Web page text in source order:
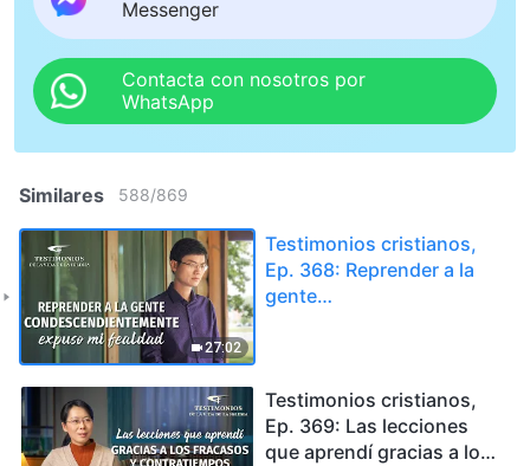
Messenger
Contacta con nosotros por
WhatsApp
Similares 588/869
27:02
Testimonios cristianos,
Ep. 368: Reprender a la
gente
Testimonios cristianos,
Ep. 369: Las lecciones
que aprendí gracias a los